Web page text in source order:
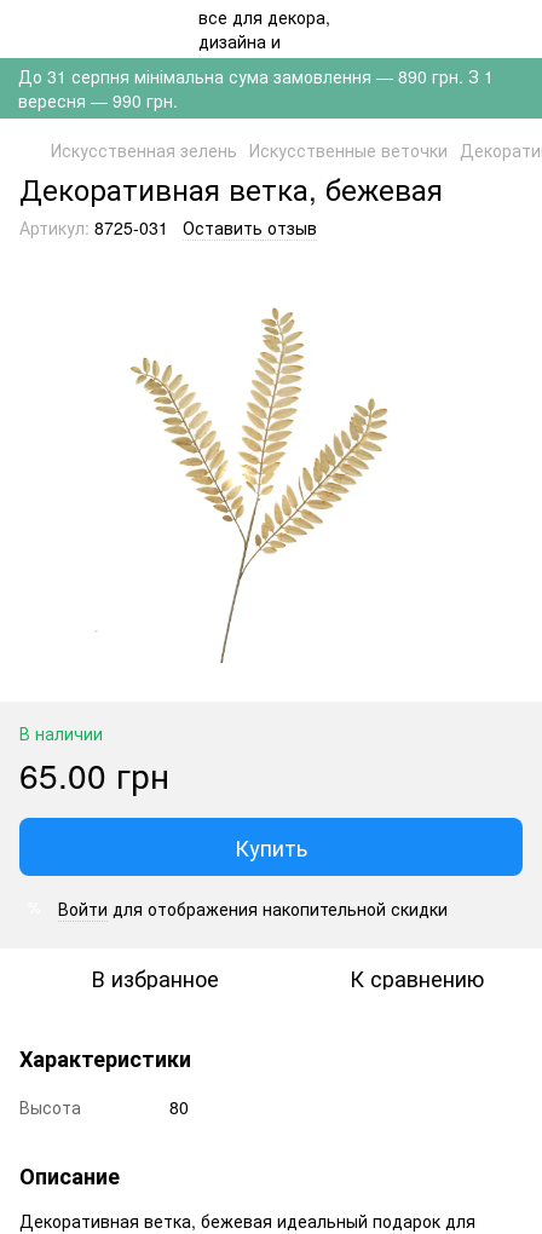
До 31 серпня мінімальна сума замовлення — 890 грн. З 1
вересня — 990 грн.
Искусственная зелень Искусственные веточки
Декоративная ветка, бежевая
Артикул: 8725-031 Оставить отзыв
В наличии
65.00 грн
Купить
Войти для отображения накопительной скидки
В избранное К сравнению
Характеристики
Высота 80
Описание
Декоративная ветка, бежевая идеальный подарок для